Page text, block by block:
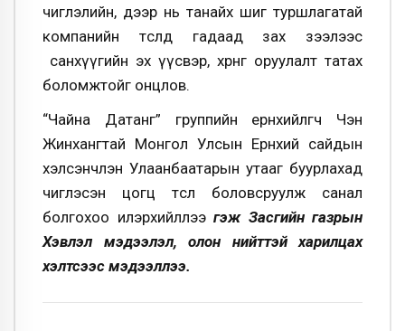
чиглэлийн, дээр нь танайх шиг туршлагатай
компанийн төсөлд гадаад зах зээлээс
санхүүгийн эх үүсвэр, хөрөнгө оруулалт татах
боломжтойг онцлов.
“Чайна Датанг” группийн ерөнхийлөгч Чэн
Жинхангтай Монгол Улсын Ерөнхий сайдын
хэлсэнчлэн Улаанбаатарын утааг буурлахад
чиглэсэн цогц төсөл боловсруулж санал
болгохоо илэрхийллээгэж Засгийн газрын
Хэвлэл мэдээлэл, олон нийттэй харилцах
хэлтсээс мэдээллээ.